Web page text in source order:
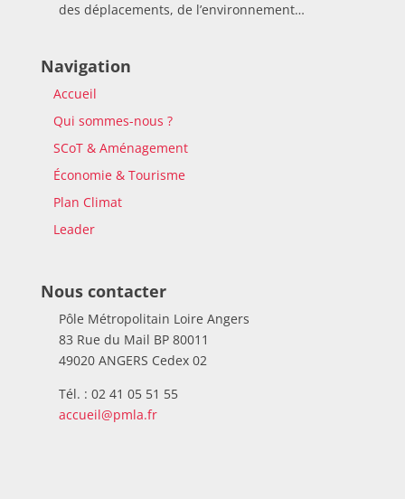
des déplacements, de l’environnement…
Navigation
Accueil
Qui sommes-nous ?
SCoT & Aménagement
Économie & Tourisme
Plan Climat
Leader
Nous contacter
Pôle Métropolitain Loire Angers
83 Rue du Mail BP 80011
49020 ANGERS Cedex 02
Tél. : 02 41 05 51 55
accueil@pmla.fr